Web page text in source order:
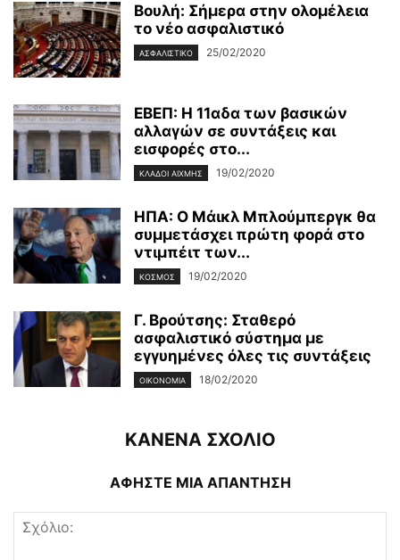
Βουλή: Σήμερα στην ολομέλεια
το νέο ασφαλιστικό
ΑΣΦΑΛΙΣΤΙΚΌ 25/02/2020
ΕΒΕΠ: Η 11αδα των βασικών
αλλαγών σε συντάξεις και
εισφορές στο...
ΚΛΆΔΟΙ ΑΙΧΜΉΣ 19/02/2020
ΗΠΑ: Ο Μάικλ Μπλούμπεργκ θα
συμμετάσχει πρώτη φορά στο
ντιμπέιτ των...
ΚΌΣΜΟΣ 19/02/2020
Γ. Βρούτσης: Σταθερό
ασφαλιστικό σύστημα με
εγγυημένες όλες τις συντάξεις
ΟΙΚΟΝΟΜΊΑ 18/02/2020
ΚΑΝΕΝΑ ΣΧΟΛΙΟ
ΑΦΗΣΤΕ ΜΙΑ ΑΠΑΝΤΗΣΗ